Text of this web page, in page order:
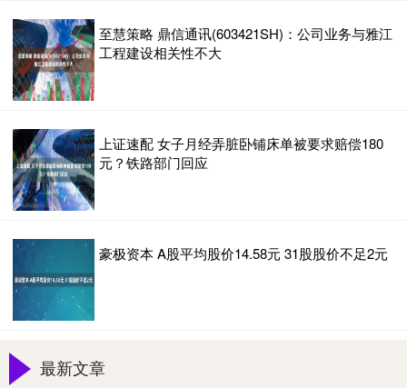
至慧策略 鼎信通讯(603421SH)：公司业务与雅江
工程建设相关性不大
上证速配 女子月经弄脏卧铺床单被要求赔偿180
元？铁路部门回应
豪极资本 A股平均股价14.58元 31股股价不足2元
最新文章